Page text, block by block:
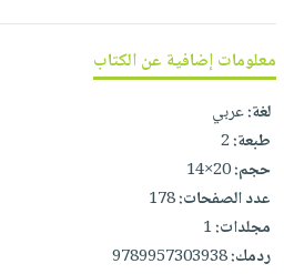
اكسسوارات
ملابس
مطرزات
حقائب
حلي
عناية
بالذات
iKitab
بلا
حدود
وفرات
عن
الشركة
سياسة
الشركة
حسابك
لائحة
الأمنيات
معلومات إضافية عن الكتاب
لغة:عربي
طبعة:2
حجم:20×14
عدد الصفحات:178
مجلدات:1
ردمك:9789957303938